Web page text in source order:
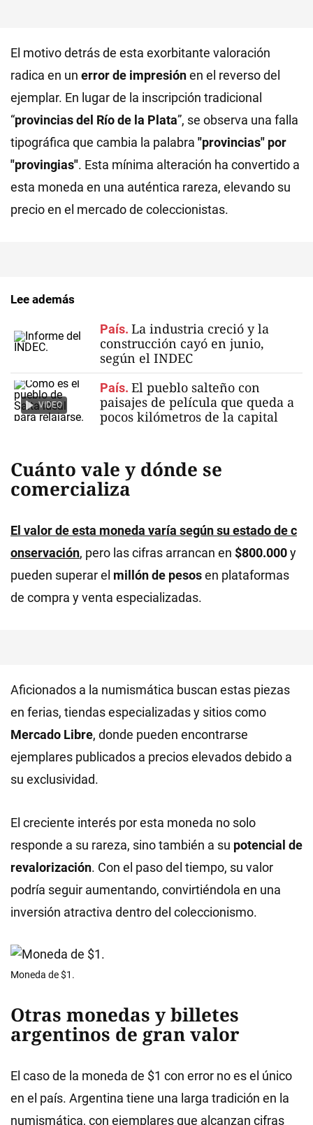
El motivo detrás de esta exorbitante valoración
radica en un error de impresiónen el reverso del
ejemplar. En lugar de la inscripción tradicional
“provincias del Río de la Plata”, se observa una falla
tipográfica que cambia la palabra "provincias" por
"provingias". Esta mínima alteración ha convertido a
esta moneda en una auténtica rareza, elevando su
precio en el mercado de coleccionistas.
Lee además
País. La industria creció y la
construcción cayó en junio,
según el INDEC
VIDEO
País. El pueblo salteño con
paisajes de película que queda a
pocos kilómetros de la capital
Cuánto vale y dónde se
comercializa
El valor de esta moneda varía según su estado de c
onservación, pero las cifras arrancan en $800.000y
pueden superar el millón de pesosen plataformas
de compra y venta especializadas.
Aficionados a la numismática buscan estas piezas
en ferias, tiendas especializadas y sitios como
Mercado Libre, donde pueden encontrarse
ejemplares publicados a precios elevados debido a
su exclusividad.
El creciente interés por esta moneda no solo
responde a su rareza, sino también a su potencial de
revalorización. Con el paso del tiempo, su valor
podría seguir aumentando, convirtiéndola en una
inversión atractiva dentro del coleccionismo.
Moneda de $1.
Otras monedas y billetes
argentinos de gran valor
El caso de la moneda de $1 con error no es el único
en el país. Argentina tiene una larga tradición en la
numismática, con ejemplares que alcanzan cifras